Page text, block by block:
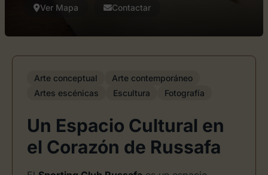
Ver Mapa Contactar
Arte conceptual
Arte contemporáneo
Artes escénicas
Escultura Fotografía
Un Espacio Cultural en
el Corazón de Russafa